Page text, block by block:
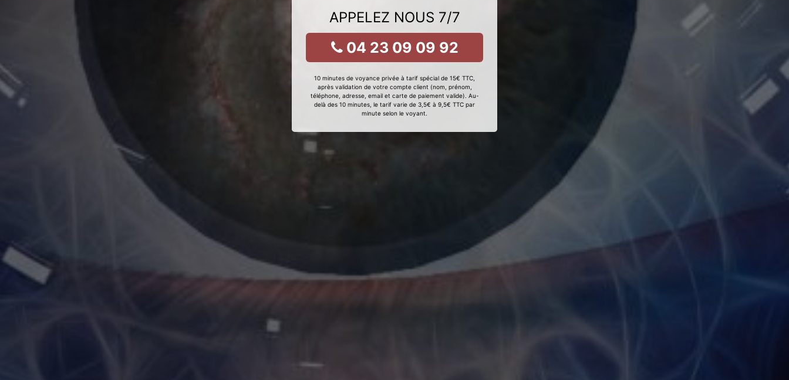
APPELEZ NOUS 7/7
04 23 09 09 92
10 minutes de voyance privée à tarif spécial de 15€ TTC,
après validation de votre compte client (nom, prénom,
téléphone, adresse, email et carte de paiement valide). Au-
delà des 10 minutes, le tarif varie de 3,5€ à 9,5€ TTC par
minute selon le voyant.